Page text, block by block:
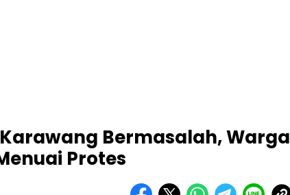
Bermasalah, Warga
Protes